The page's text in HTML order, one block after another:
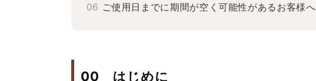
06 ご使用日までに期間が空く可能性があるお客様へ
00 はじめに